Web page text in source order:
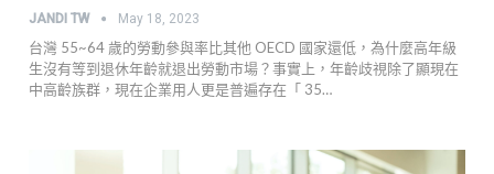
JANDI TW May 18, 2023
台灣 55~64 歲的勞動參與率比其他 OECD 國家還低，為什麼高年級
生沒有等到退休年齡就退出勞動市場？事實上，年齡歧視除了顯現在
中高齡族群，現在企業用人更是普遍存在「 35…